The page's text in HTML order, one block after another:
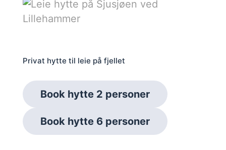
Privat hytte til leie på fjellet
Book hytte 2 personer
Book hytte 6 personer